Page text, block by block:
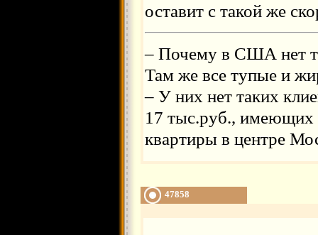
оставит с такой же
– Почему в США нет
Там же все тупые и
– У них нет таких
17 тыс.руб., имеющих
квартиры в центре
47858